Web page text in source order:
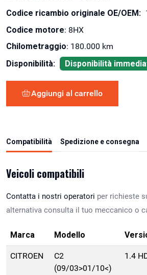
Codice ricambio originale OE/OEM:
Codice motore: 8HX
Chilometraggio: 180.000 km
Disponibilità:
Disponibilità
Aggiungi al carrello
Compatibilità Spedizione e consegna
Veicoli compatibili
Contatta i nostri operatori per richieste
alternativa consulta il tuo meccanico o
Marca Modello
CITROEN
C2
(09/03>01/10<)
1.4